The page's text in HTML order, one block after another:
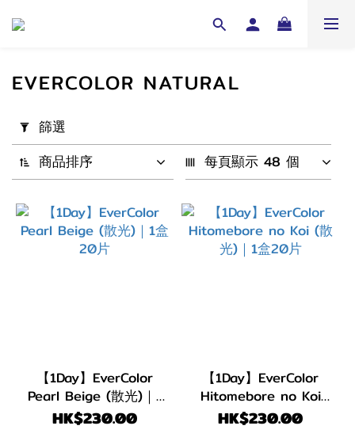
用
篩
選
(0/20)
配
(17)
弧度
(B.C)
EVERCOLOR NATURAL
篩選
商品排序
每頁顯示 48 個
【1Day】EverColor
Pearl Beige (散光)｜1
盒20片
HK$230.00
【1Day】EverColor
Hitomebore no Koi
(散光)｜1盒20片
HK$230.00